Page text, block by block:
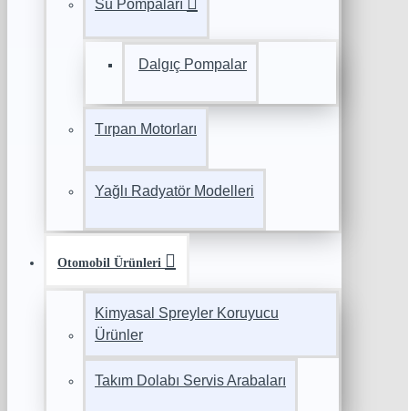
Su Pompaları
Dalgıç Pompalar
Tırpan Motorları
Yağlı Radyatör Modelleri
Otomobil Ürünleri
Kimyasal Spreyler Koruyucu
Ürünler
Takım Dolabı Servis Arabaları